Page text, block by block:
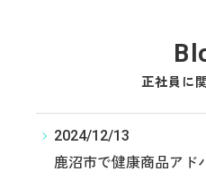
正社員に
2024/12/13
鹿沼市で健康商品アド